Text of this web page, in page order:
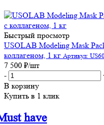
Быстрый просмотр
USOLAB Modeling Mask
коллагеном, 1 кг Артикул: US60
7 500 ₽/шт
-
В корзину
Купить в 1 клик
have